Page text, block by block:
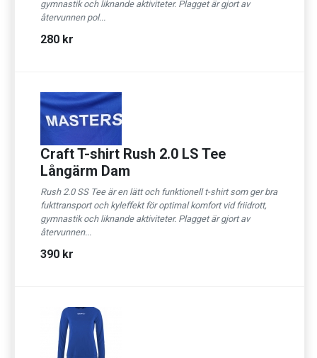
gymnastik och liknande aktiviteter. Plagget är gjort av
återvunnen pol...
280 kr
Craft T-shirt Rush 2.0 LS Tee
Långärm Dam
Rush 2.0 SS Tee är en lätt och funktionell t-shirt som ger bra
fukttransport och kyleffekt för optimal komfort vid friidrott,
gymnastik och liknande aktiviteter. Plagget är gjort av
återvunnen...
390 kr